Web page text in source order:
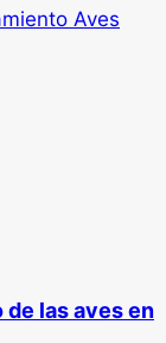
Aves